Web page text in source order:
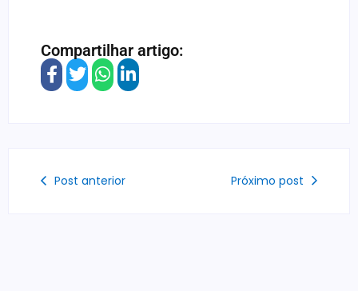
Compartilhar artigo:
Post anterior Próximo post